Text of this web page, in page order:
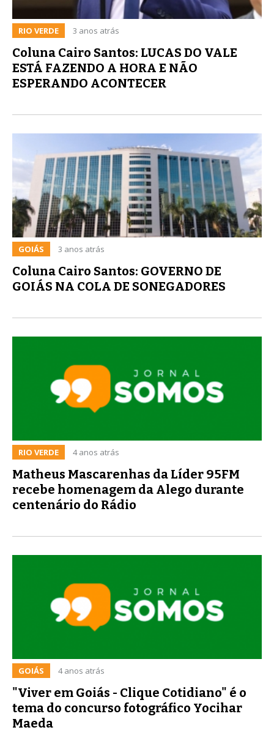
RIO VERDE 3 anos atrás
Coluna Cairo Santos: LUCAS DO VALE
ESTÁ FAZENDO A HORA E NÃO
ESPERANDO ACONTECER
GOIÁS 3 anos atrás
Coluna Cairo Santos: GOVERNO DE
GOIÁS NA COLA DE SONEGADORES
RIO VERDE 4 anos atrás
Matheus Mascarenhas da Líder 95FM
recebe homenagem da Alego durante
centenário do Rádio
GOIÁS 4 anos atrás
"Viver em Goiás - Clique Cotidiano" é o
tema do concurso fotográfico Yocihar
Maeda